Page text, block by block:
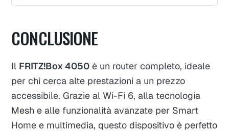
CONCLUSIONE
Il FRITZ!Box 4050 è un router completo, ideale
per chi cerca alte prestazioni a un prezzo
accessibile. Grazie al Wi-Fi 6, alla tecnologia
Mesh e alle funzionalità avanzate per Smart
Home e multimedia, questo dispositivo è perfetto